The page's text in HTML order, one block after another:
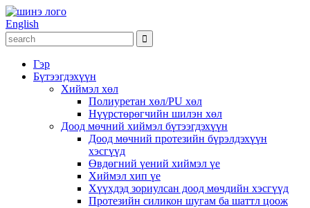
English
Гэр
Бүтээгдэхүүн
Хиймэл хөл
Полиуретан хөл/PU хөл
Нүүрстөрөгчийн шилэн хөл
Доод мөчний хиймэл бүтээгдэхүүн
Доод мөчний протезийн бүрэлдэхүүн
хэсгүүд
Өвдөгний үений хиймэл үе
Хиймэл хип үе
Хүүхдэд зориулсан доод мөчдийн хэсгүүд
Протезийн силикон шугам ба шаттл цоож